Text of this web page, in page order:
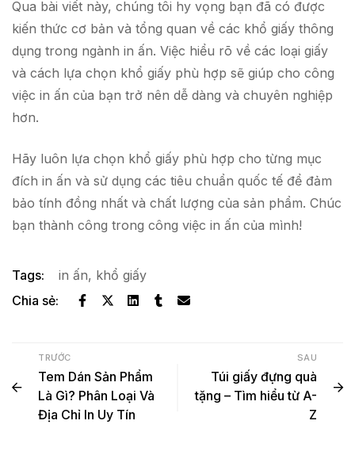
Qua bài viết này, chúng tôi hy vọng bạn đã có được
kiến thức cơ bản và tổng quan về các khổ giấy thông
dụng trong ngành in ấn. Việc hiểu rõ về các loại giấy
và cách lựa chọn khổ giấy phù hợp sẽ giúp cho công
việc in ấn của bạn trở nên dễ dàng và chuyên nghiệp
hơn.
Hãy luôn lựa chọn khổ giấy phù hợp cho từng mục
đích in ấn và sử dụng các tiêu chuẩn quốc tế để đảm
bảo tính đồng nhất và chất lượng của sản phẩm. Chúc
bạn thành công trong công việc in ấn của mình!
Tags: in ấn, khổ giấy
Chia sẻ:
TRƯỚC
Tem Dán Sản Phẩm
Là Gì? Phân Loại Và
Địa Chỉ In Uy Tín
SAU
Túi giấy đựng quà
tặng – Tìm hiểu từ A-
Z